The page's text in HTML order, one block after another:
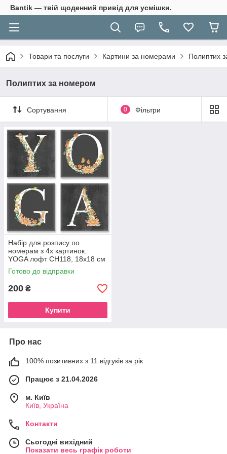
Bantik — твій щоденний привід для усмішки.
Товари та послуги Картини за номерами Полиптих
Полиптих за номером
Сортування 0 Фільтри
Набір для розпису по
номерам з 4х картинок.
YOGA лофт CH118, 18х18 см
Готово до відправки
200 ₴
Купити
Про нас
100% позитивних з 11 відгуків за рік
Працює з 21.04.2026
м. Київ
Київ, Україна
Контакти
Сьогодні вихідний
Показати весь графік роботи